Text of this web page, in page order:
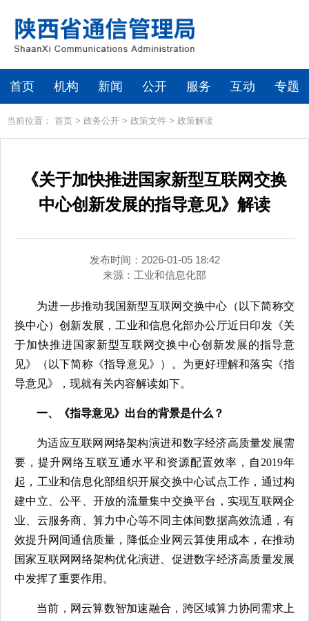
首页 机构 新闻 公开 服务 互动 专题
当前位置： 首页 > 政务公开 > 政策文件 > 政策解读
《关于加快推进国家新型互联网交换
中心创新发展的指导意见》解读
发布时间：2026-01-05 18:42
来源： 工业和信息化部
为进一步推动我国新型互联网交换中心（以下简称交
换中心）创新发展，工业和信息化部办公厅近日印发《关
于加快推进国家新型互联网交换中心创新发展的指导意
见》（以下简称《指导意见》）。为更好理解和落实《指
导意见》，现就有关内容解读如下。
一、《指导意见》出台的背景是什么？
为适应互联网网络架构演进和数字经济高质量发展需
要，提升网络互联互通水平和资源配置效率，自2019年
起，工业和信息化部组织开展交换中心试点工作，通过构
建中立、公平、开放的流量集中交换平台，实现互联网企
业、云服务商、算力中心等不同主体间数据高效流通，有
效提升网间通信质量，降低企业网云算使用成本，在推动
国家互联网网络架构优化演进、促进数字经济高质量发展
中发挥了重要作用。
当前，网云算数智加速融合，跨区域算力协同需求上